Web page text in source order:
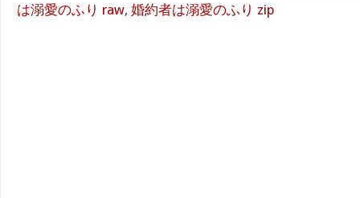
は溺愛のふり raw, 婚約者は溺愛のふり zip